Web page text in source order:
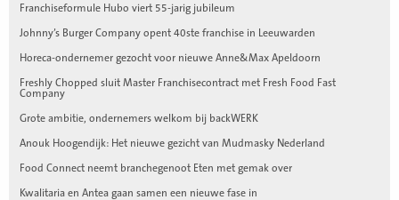
Franchiseformule Hubo viert 55-jarig jubileum
Johnny’s Burger Company opent 40ste franchise in Leeuwarden
Horeca-ondernemer gezocht voor nieuwe Anne&Max Apeldoorn
Freshly Chopped sluit Master Franchisecontract met Fresh Food Fast
Company
Grote ambitie, ondernemers welkom bij backWERK
Anouk Hoogendijk: Het nieuwe gezicht van Mudmasky Nederland
Food Connect neemt branchegenoot Eten met gemak over
Kwalitaria en Antea gaan samen een nieuwe fase in